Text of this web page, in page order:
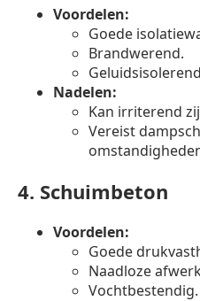
Voordelen:
Goede
Brandwerend.
Nadelen:
Kan irriterend
Vereist
4. Schuimbeton
Voordelen:
Goede
Naadloze
Vochtbestendig.